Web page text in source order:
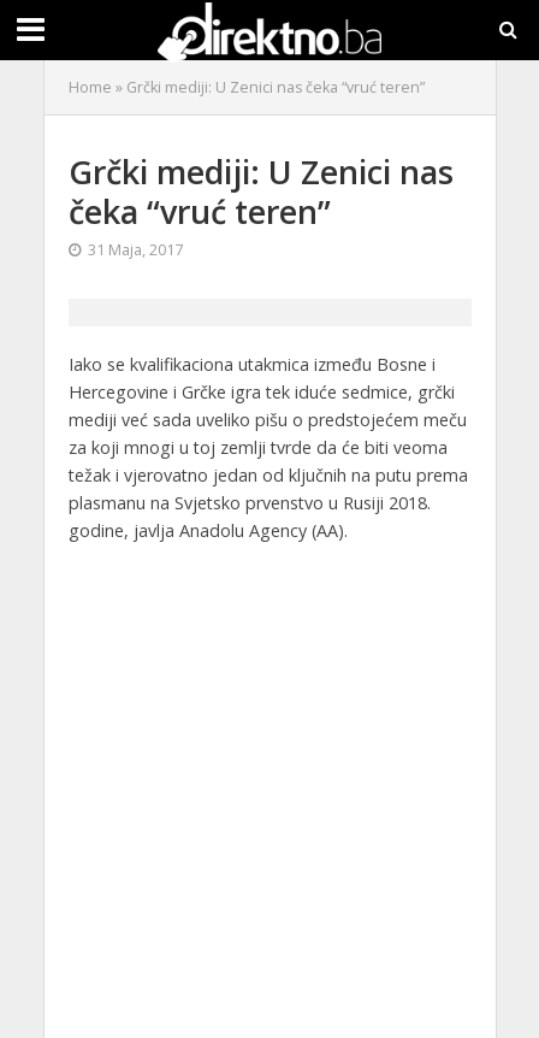
Home » Grčki mediji: U Zenici nas čeka “vruć teren”
Grčki mediji: U Zenici nas
čeka “vruć teren”
31 Maja, 2017
Iako se kvalifikaciona utakmica između Bosne i
Hercegovine i Grčke igra tek iduće sedmice, grčki
mediji već sada uveliko pišu o predstojećem meču
za koji mnogi u toj zemlji tvrde da će biti veoma
težak i vjerovatno jedan od ključnih na putu prema
plasmanu na Svjetsko prvenstvo u Rusiji 2018.
godine, javlja Anadolu Agency (AA).